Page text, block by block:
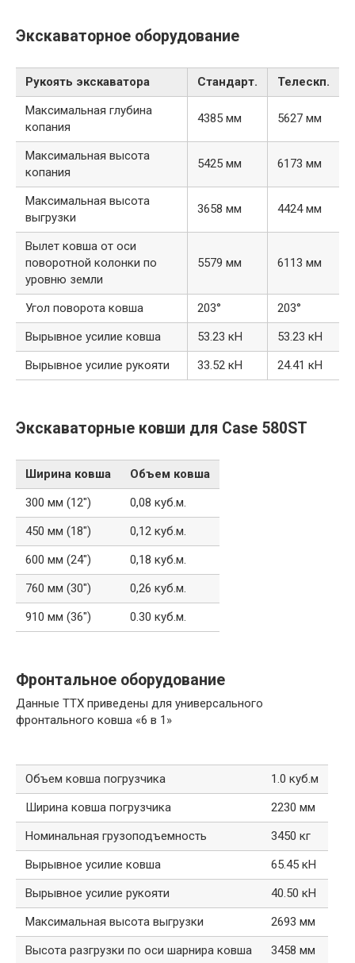
Экскаваторное оборудование
Рукоять экскаватора Стандарт.
Телескп.
Максимальная глубина
копания
4385 мм 5627 мм
Максимальная высота
копания
5425 мм 6173 мм
Максимальная высота
выгрузки
3658 мм 4424 мм
Вылет ковша от оси
поворотной колонки по
уровню земли
5579 мм 6113 мм
Угол поворота ковша 203°
203°
Вырывное усилие ковша
53.23 кН
53.23 кН
Вырывное усилие рукояти
33.52 кН 24.41 кН
Экскаваторные ковши для Case 580ST
Ширина ковша
Объем ковша
300 мм (12″)
0,08 куб.м.
450 мм (18″)
0,12 куб.м.
600 мм (24″)
0,18 куб.м.
760 мм (30″)
0,26 куб.м.
910 мм (36″)
0.30 куб.м.
Фронтальное оборудование
Данные ТТХ приведены для универсального
фронтального ковша «6 в 1»
Объем ковша погрузчика
1.0 куб.м
Ширина ковша погрузчика
2230 мм
Номинальная грузоподъемность
3450 кг
Вырывное усилие ковша
65.45 кН
Вырывное усилие рукояти
40.50 кН
Максимальная высота выгрузки
2693 мм
Высота разгрузки по оси шарнира ковша
3458 мм